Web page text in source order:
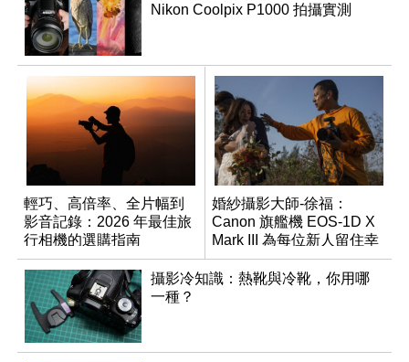
Nikon Coolpix P1000 拍攝實測
輕巧、高倍率、全片幅到
影音記錄：2026 年最佳旅
行相機的選購指南
婚紗攝影大師-徐福：
Canon 旗艦機 EOS-1D X
Mark III 為每位新人留住幸
福的霎那永恆
攝影冷知識：熱靴與冷靴，你用哪
一種？